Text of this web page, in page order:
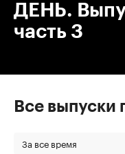
ДЕНЬ.
часть 3
Все
За все время